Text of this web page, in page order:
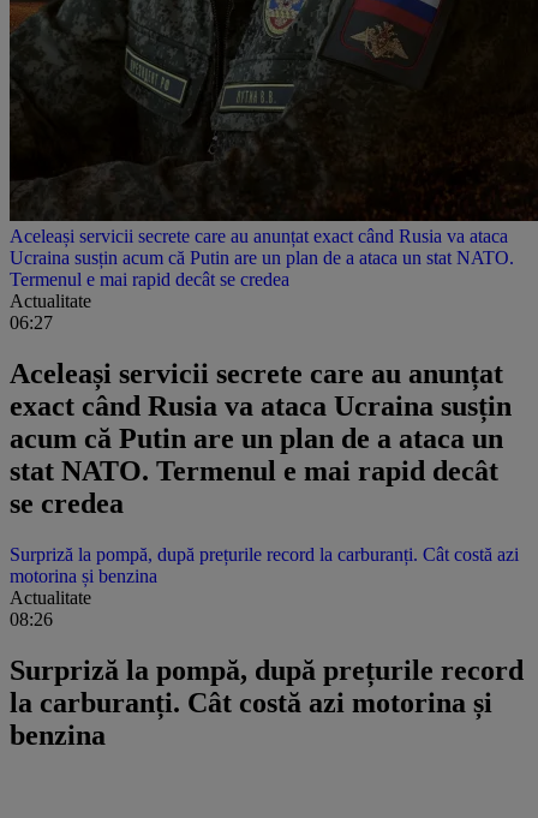
Aceleași servicii secrete care au anunțat exact când Rusia va ataca
Ucraina susțin acum că Putin are un plan de a ataca un stat NATO.
Termenul e mai rapid decât se credea
Actualitate
06:27
Aceleași servicii secrete care au anunțat
exact când Rusia va ataca Ucraina susțin
acum că Putin are un plan de a ataca un
stat NATO. Termenul e mai rapid decât
se credea
Surpriză la pompă, după prețurile record la carburanți. Cât costă azi
motorina și benzina
Actualitate
08:26
Surpriză la pompă, după prețurile record
la carburanți. Cât costă azi motorina și
benzina